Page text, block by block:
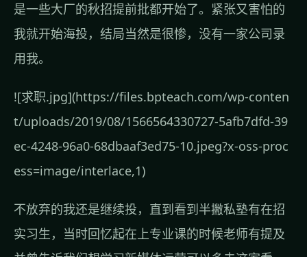
是一些大厂的秋招提前批都开始了。紧张又害怕的
我就开始海投，结局当然是很惨，没有一家公司录
用我。
![求职.jpg](https://files.bpteach.com/wp-conten
t/uploads/2019/08/1566564330727-5afb7dfd-39
ec-4248-96a0-68dbaaf3ed75-10.jpeg?x-oss-proc
ess=image/interlace,1)
不放弃的我还是继续投，直到看到半撇私塾有在招
实习生，当时回忆起在上专业课的时候老师有提及